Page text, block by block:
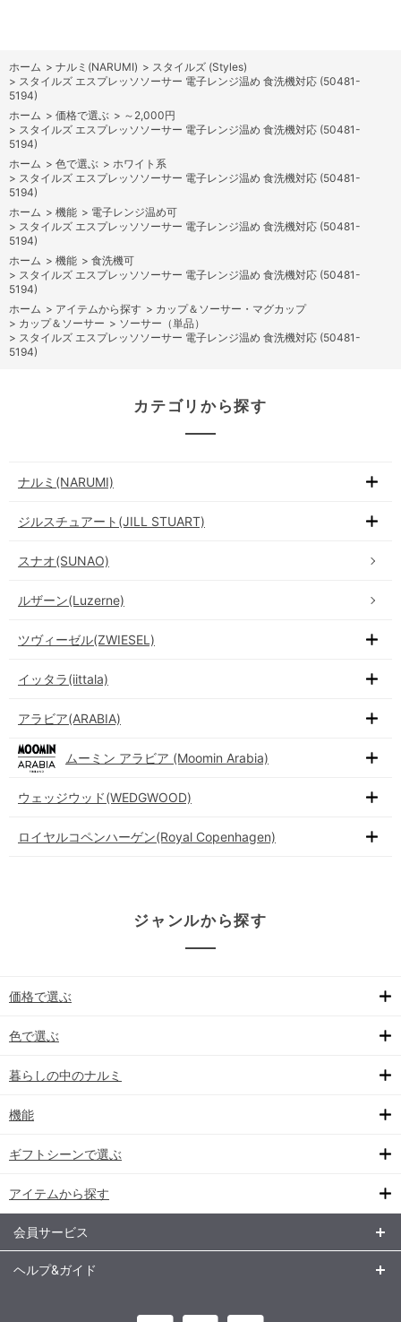
ホーム > ナルミ(NARUMI) > スタイルズ (Styles)
> スタイルズ エスプレッソソーサー 電子レンジ温め 食洗機対応 (50481-
5194)
ホーム > 価格で選ぶ > ～2,000円
> スタイルズ エスプレッソソーサー 電子レンジ温め 食洗機対応 (50481-
5194)
ホーム > 色で選ぶ > ホワイト系
> スタイルズ エスプレッソソーサー 電子レンジ温め 食洗機対応 (50481-
5194)
ホーム > 機能 > 電子レンジ温め可
> スタイルズ エスプレッソソーサー 電子レンジ温め 食洗機対応 (50481-
5194)
ホーム > 機能 > 食洗機可
> スタイルズ エスプレッソソーサー 電子レンジ温め 食洗機対応 (50481-
5194)
ホーム > アイテムから探す > カップ＆ソーサー・マグカップ
> カップ＆ソーサー > ソーサー（単品）
> スタイルズ エスプレッソソーサー 電子レンジ温め 食洗機対応 (50481-
5194)
カテゴリから探す
ナルミ(NARUMI)
ジルスチュアート(JILL STUART)
スナオ(SUNAO)
ルザーン(Luzerne)
ツヴィーゼル(ZWIESEL)
イッタラ(iittala)
アラビア(ARABIA)
ムーミン アラビア (Moomin Arabia)
ウェッジウッド(WEDGWOOD)
ロイヤルコペンハーゲン(Royal Copenhagen)
ジャンルから探す
価格で選ぶ
色で選ぶ
暮らしの中のナルミ
機能
ギフトシーンで選ぶ
アイテムから探す
会員サービス
ヘルプ&ガイド